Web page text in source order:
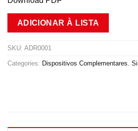
ADICIONAR À LISTA
SKU: ADR0001
Categories: Dispositivos Complementares